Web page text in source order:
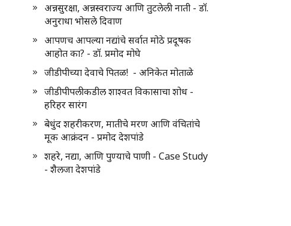
अन्नसुरक्षा, अन्नस्वराज्य आणि तुटलेली नाती - डॉ.
अनुराधा भोसले दिवाण
आपणच आपल्या नद्यांचे सर्वात मोठे प्रदूषक
आहोत का? - डॉ. प्रमोद मोघे
जीडीपीच्या देवाचे पितळ! - अनिकेत मोताळे
जीडीपीपलीकडील शाश्वत विकासाचा शोध -
हरिहर सारंग
बेधुंद शहरीकरण, मातीचे मरण आणि वंचितांचे
मूक आक्रंदन - प्रमोद देशपांडे
शहरे, नद्या, आणि पुण्याचे पाणी - Case Study
- शैलजा देशपांडे